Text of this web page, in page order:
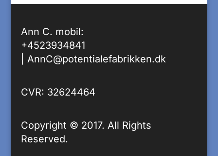
Ann C. mobil:
+4523934841
AnnC@potentialefabrikken.dk
CVR: 32624464
Copyright © 2017. All Rights
Reserved.